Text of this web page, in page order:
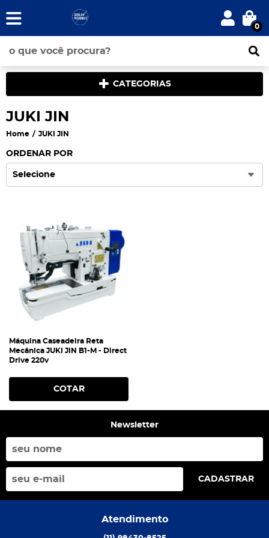
0
CATEGORIAS
JUKI JIN
Home JUKI JIN
ORDENAR POR
Selecione
Máquina Caseadeira Reta
Mecânica JUKI JIN B1-M - Direct
Drive 220v
COTAR
Newsletter
CADASTRAR
Atendimento